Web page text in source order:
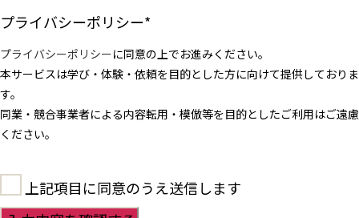
プライバシーポリシー*
プライバシーポリシーに同意の上でお進みください。
本サービスは学び・体験・依頼を目的とした方に向けて提供しておりま
す。
同業・競合事業者による内容転用・模倣等を目的としたご利用はご遠慮
ください。
上記項目に同意のうえ送信します